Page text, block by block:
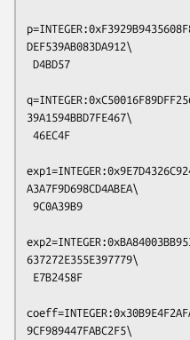
DEF539AB083DA912\
39A1594BBD7FE467\
A3A7F9D698CD4ABEA\
637272E355E397779\
9CF989447FABC2F5\